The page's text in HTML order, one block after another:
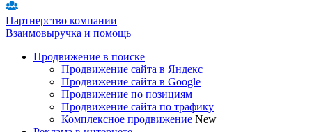
Партнерство компании
Взаимовыручка и помощь
Продвижение в поиске
Продвижение сайта в Яндекс
Продвижение сайта в Google
Продвижение по позициям
Продвижение сайта по трафику
Комплексное продвижение New